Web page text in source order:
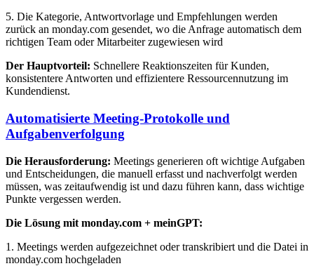
5. Die Kategorie, Antwortvorlage und Empfehlungen werden
zurück an monday.com gesendet, wo die Anfrage automatisch dem
richtigen Team oder Mitarbeiter zugewiesen wird
Der Hauptvorteil: Schnellere Reaktionszeiten für Kunden,
konsistentere Antworten und effizientere Ressourcennutzung im
Kundendienst.
Automatisierte Meeting-Protokolle und
Aufgabenverfolgung
Die Herausforderung: Meetings generieren oft wichtige Aufgaben
und Entscheidungen, die manuell erfasst und nachverfolgt werden
müssen, was zeitaufwendig ist und dazu führen kann, dass wichtige
Punkte vergessen werden.
Die Lösung mit monday.com + meinGPT:
1. Meetings werden aufgezeichnet oder transkribiert und die Datei in
monday.com hochgeladen